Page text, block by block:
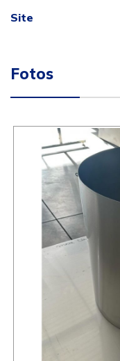
Site
Fotos